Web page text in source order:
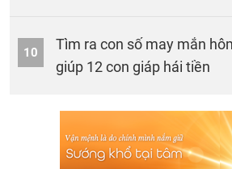
10
Tìm ra con số may mắn
giúp 12 con giáp hái tiền